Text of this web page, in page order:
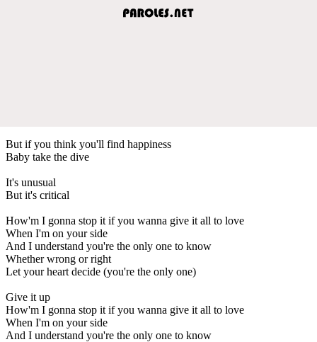
But if you think you'll find happiness
Baby take the dive
It's unusual
But it's critical
How'm I gonna stop it if you wanna give it all to love
When I'm on your side
And I understand you're the only one to know
Whether wrong or right
Let your heart decide (you're the only one)
Give it up
How'm I gonna stop it if you wanna give it all to love
When I'm on your side
And I understand you're the only one to know